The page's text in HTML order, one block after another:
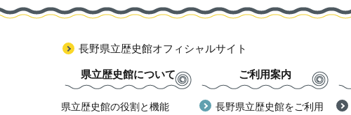
長野県立歴史館オフィシャルサイト
県立歴史館について
県立歴史館の役割と機能
ご利用案内
長野県立歴史館をご利用